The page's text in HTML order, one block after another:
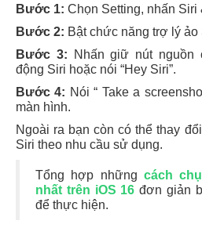
Bước 1: Chọn Setting, nhấn Siri
Bước 2: Bật chức năng trợ lý ảo
Bước 3:
Nhấn giữ nút nguồn
động Siri hoặc nói “Hey Siri”.
Bước 4: Nói “ Take a
màn hình.
Ngoài ra bạn còn có thể thay
Siri theo nhu cầu sử dụng.
Tổng hợp những cách
nhất trên iOS 16 đơn giản
để thực hiện.